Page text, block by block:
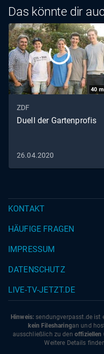
Das könnte dir
40
ZDF
Duell der Gartenprofis
26.04.2020
KONTAKT
HÄUFIGE FRAGEN
IMPRESSUM
DATENSCHUTZ
LIVE-TV-JETZT.DE
Hinweis: sendungverpasst.de ist
kein Filesharingan und
ausschließlich zu den offiziellen
Weitere Details